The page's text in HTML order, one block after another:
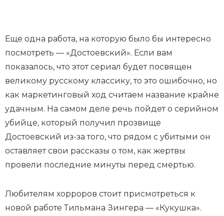
Еще одна работа, на которую было бы интересно
посмотреть — «Достоевский». Если вам
показалось, что этот сериал будет посвящен
великому русскому классику, то это ошибочно, но
как маркетинговый ход считаем название крайне
удачным. На самом деле речь пойдет о серийном
убийце, который получил прозвище
Достоевский из-за того, что рядом с убитыми он
оставляет свои рассказы о том, как жертвы
провели последние минуты перед смертью.
Любителям хорроров стоит присмотреться к
новой работе Тильмана Зингера — «Кукушка».